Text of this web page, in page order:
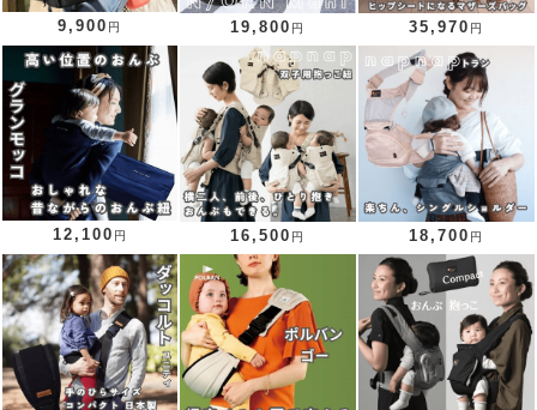
9,900 円 19,800 円 35,970 円
12,100 円 16,500 円 18,700 円